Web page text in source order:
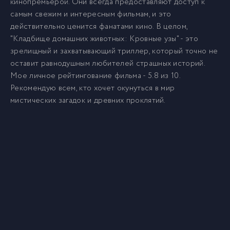
самым свежим и интересным фильмам, и это
действительно ценится фанатами кино. В целом,
"Кладбище домашних животных: Кровные узы" - это
зрелищный и захватывающий триллер, который точно не
оставит равнодушным любителей страшных историй.
Мое личное рейтингование фильма - 5.8 из 10.
Рекомендую всем, кто хочет окунуться в мир
мистических загадок и древних проклятий.